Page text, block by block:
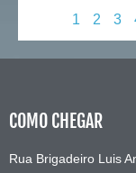
1 2 3
COMO CHEGAR
Rua Brigadeiro Luis